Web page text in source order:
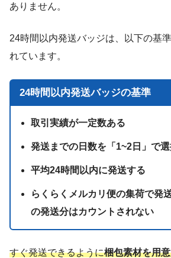
ありません。
24時間以内発送バッジは、以下の基
れています。
24時間以内発送バッジの基準
取引実績が一定数ある
発送までの日数を「1~2日」で
平均24時間以内に発送する
らくらくメルカリ便の集荷で発
の発送分はカウントされない
すぐ発送できるように梱包素材を用意